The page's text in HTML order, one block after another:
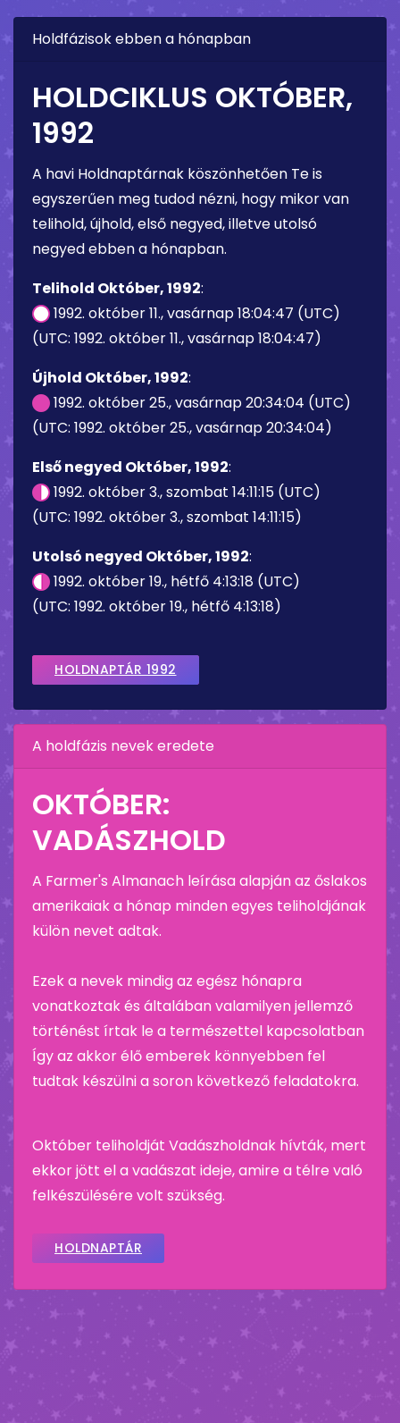
Holdfázisok ebben a hónapban
HOLDCIKLUS OKTÓBER,
1992
A havi Holdnaptárnak köszönhetően Te is
egyszerűen meg tudod nézni, hogy mikor van
telihold, újhold, első negyed, illetve utolsó
negyed ebben a hónapban.
Telihold Október, 1992:
1992. október 11., vasárnap 18:04:47 (UTC)
(UTC: 1992. október 11., vasárnap 18:04:47)
Újhold Október, 1992:
1992. október 25., vasárnap 20:34:04 (UTC)
(UTC: 1992. október 25., vasárnap 20:34:04)
Első negyed Október, 1992:
1992. október 3., szombat 14:11:15 (UTC)
(UTC: 1992. október 3., szombat 14:11:15)
Utolsó negyed Október, 1992:
1992. október 19., hétfő 4:13:18 (UTC)
(UTC: 1992. október 19., hétfő 4:13:18)
HOLDNAPTÁR 1992
A holdfázis nevek eredete
OKTÓBER:
VADÁSZHOLD
A Farmer's Almanach leírása alapján az őslakos
amerikaiak a hónap minden egyes teliholdjának
külön nevet adtak.
Ezek a nevek mindig az egész hónapra
vonatkoztak és általában valamilyen jellemző
történést írtak le a természettel kapcsolatban
Így az akkor élő emberek könnyebben fel
tudtak készülni a soron következő feladatokra.
Október teliholdját Vadászholdnak hívták, mert
ekkor jött el a vadászat ideje, amire a télre való
felkészülésére volt szükség.
HOLDNAPTÁR